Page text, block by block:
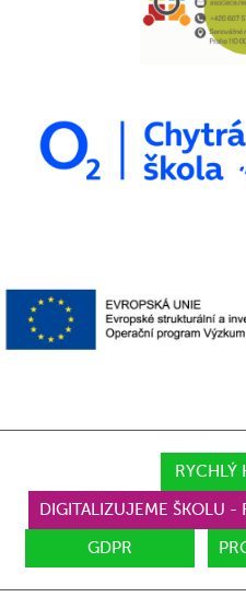
RYCHLÝ
DIGITALIZUJEME ŠKOLU -
GDPR